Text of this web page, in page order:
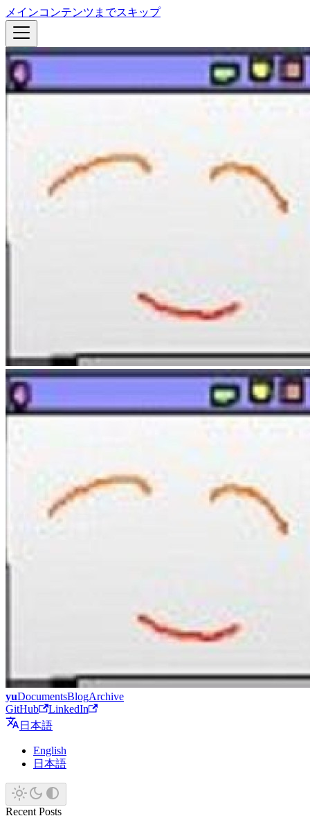
メインコンテンツまでスキップ
yuDocumentsBlogArchive
GitHub
LinkedIn
日本語
English
日本語
Recent Posts